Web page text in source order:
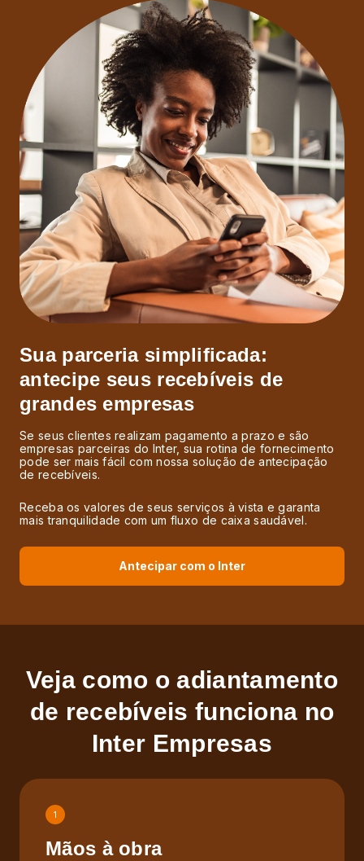
Sua parceria simplificada:
antecipe seus recebíveis de
grandes empresas
Se seus clientes realizam pagamento a prazo e são
empresas parceiras do Inter, sua rotina de fornecimento
pode ser mais fácil com nossa solução de antecipação
de recebíveis.
Receba os valores de seus serviços à vista e garanta
mais tranquilidade com um fluxo de caixa saudável.
Antecipar com o Inter
Veja como o adiantamento
de recebíveis funciona no
Inter Empresas
1
Mãos à obra